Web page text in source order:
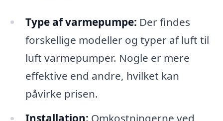
Type af varmepumpe: Der findes
forskellige modeller og typer af luft til
luft varmepumper. Nogle er mere
effektive end andre, hvilket kan
påvirke prisen.